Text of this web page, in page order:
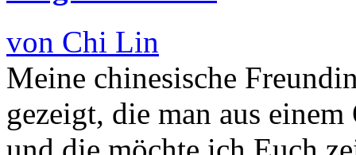
von Chi Lin
Meine chinesische
gezeigt, die man aus